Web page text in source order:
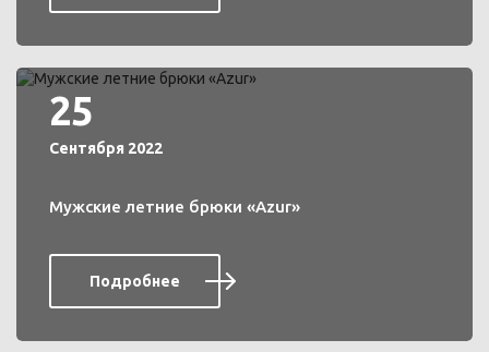
25
Сентября 2022
Мужские летние брюки «Azur»
Подробнее